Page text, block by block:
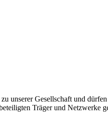
unserer Gesellschaft und
Träger und Netzwerke